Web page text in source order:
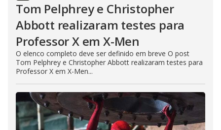
Tom Pelphrey e Christopher
Abbott realizaram testes para
Professor X em X-Men
O elenco completo deve ser definido em breve O post
Tom Pelphrey e Christopher Abbott realizaram testes para
Professor X em X-Men...